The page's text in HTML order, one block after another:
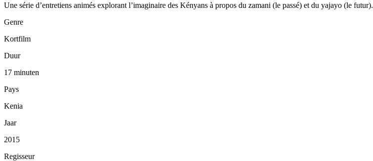
Une série d’entretiens animés explorant l’imaginaire des Kényans à propos du zamani (le passé) et du yajayo (le futur).
Genre
Kortfilm
Duur
17 minuten
Pays
Kenia
Jaar
2015
Regisseur